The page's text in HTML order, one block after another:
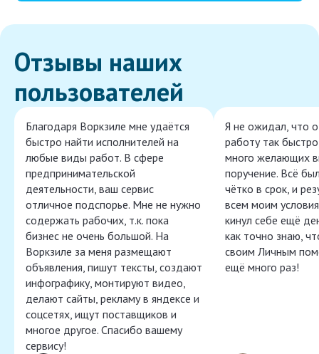
Отзывы наших
пользователей
Благодаря Воркзиле мне удаётся
быстро найти исполнителей на
любые виды работ. В сфере
предпринимательской
деятельности, ваш сервис
отличное подспорье. Мне не нужно
содержать рабочих, т.к. пока
бизнес не очень большой. На
Воркзиле за меня размещают
объявления, пишут тексты, создают
инфографику, монтируют видео,
делают сайты, рекламу в яндексе и
соцсетях, ищут поставщиков и
многое другое. Спасибо вашему
сервису!
Я не ожидал, что
работу так
много желающих
поручение. Всё
чётко в срок, и
всем моим
кинул себе ещё
как точно знаю,
своим Личным
ещё много раз!